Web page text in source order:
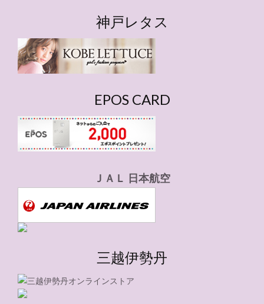
ー
神戸レタス
EPOS CARD
ＪＡＬ 日本航空
三越伊勢丹